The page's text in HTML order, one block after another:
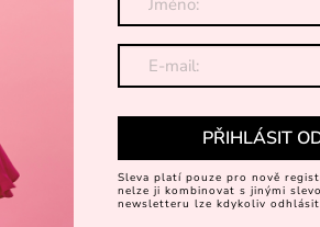
PŘIHLÁSIT
Sleva platí pouze pro nově
nelze ji kombinovat s jinými
newsletteru lze kdykoliv